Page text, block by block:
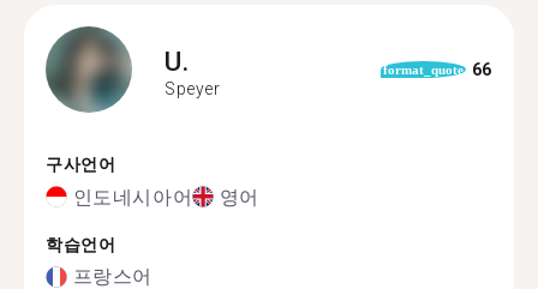
U.
Speyer
format_quote 66
구사언어
인도네시아어 영어
학습언어
프랑스어